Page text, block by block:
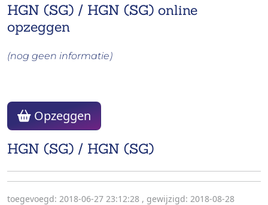
HGN (SG) / HGN (SG) online
opzeggen
(nog geen informatie)
HGN (SG) / HGN (SG)
Opzeggen
toegevoegd: 2018-06-27 23:12:28 , gewijzigd: 2018-08-28